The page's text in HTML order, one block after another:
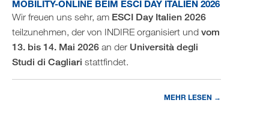
MOBILITY-ONLINE BEIM ESCI DAY ITALIEN 2026
Wir freuen uns sehr, am ESCI Day Italien 2026
teilzunehmen, der von INDIRE organisiert und vom
13. bis 14. Mai 2026 an der Università degli
Studi di Cagliari stattfindet.
MEHR LESEN →